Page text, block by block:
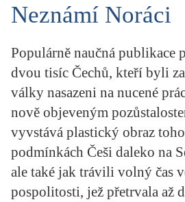
KATEGORIE
Neznámí Noráci
Populárně naučná publikace
dvou tisíc Čechů, kteří byli
války nasazeni na nucené
nově objeveným
vyvstává plastický obraz
podmínkách Češi daleko na
ale také jak trávili volný čas
pospolitosti, jež přetrvala až